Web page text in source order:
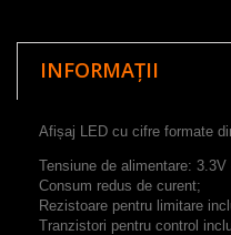
INFORMAȚII
Afișaj LED cu cifre formate
Tensiune de alimentare: 3.3V
Consum redus de curent;
Rezistoare pentru limitare
Tranzistori pentru control